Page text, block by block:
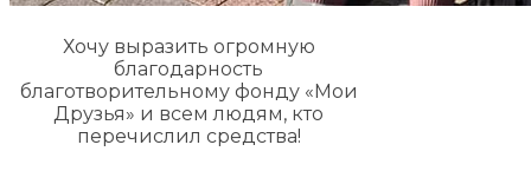
Хочу выразить огромную
благодарность
благотворительному фонду «Мои
Друзья» и всем людям, кто
перечислил средства!